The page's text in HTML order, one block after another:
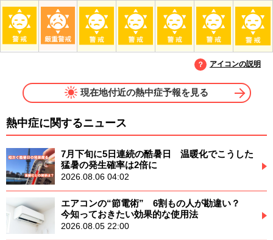
アイコンの説明
現在地付近の熱中症予報を見る
熱中症に関するニュース
7月下旬に5日連続の酷暑日 温暖化でこうした
猛暑の発生確率は2倍に
2026.08.06 04:02
エアコンの“節電術” 6割もの人が勘違い？
今知っておきたい効果的な使用法
2026.08.05 22:00